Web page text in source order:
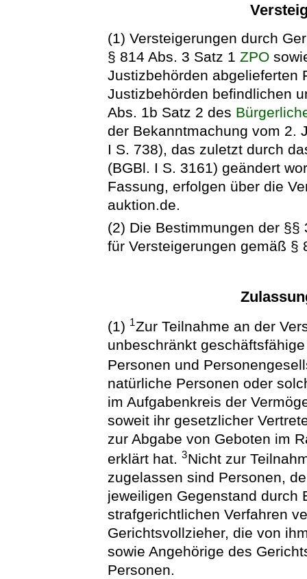
(1) Versteigerungen durch
§ 814 Abs. 3 Satz 1ZPO
Justizbehörden abgelieferten
Justizbehörden befindlichen
Abs. 1b Satz 2 des
der Bekanntmachung vom 2.
I S. 738), das zuletzt durch
(BGBl. I S. 3161) geändert
Fassung, erfolgen über die
auktion.de.
(2) Die Bestimmungen der
für Versteigerungen gemäß §
(1) 1Zur Teilnahme an der
unbeschränkt
Personen und
natürliche Personen oder
im Aufgabenkreis der
soweit ihr gesetzlicher
zur Abgabe von Geboten im
erklärt hat.3Nicht zur
zugelassen sind Personen,
jeweiligen Gegenstand durch
strafgerichtlichen Verfahren
Gerichtsvollzieher, die von
sowie Angehörige des
Personen.